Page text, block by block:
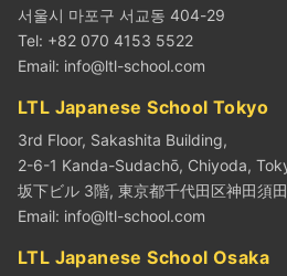
서울시 마포구 서교동 404-29
Tel: +82 070 4153 5522
Email: info@ltl-school.com
LTL Japanese School Tokyo
3rd Floor, Sakashita Building,
2-6-1 Kanda-Sudachō, Chiyoda,
坂下ビル 3階, 東京都千代田区神田須
Email: info@ltl-school.com
LTL Japanese School Osaka